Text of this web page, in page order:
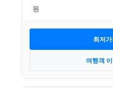
최저
여행객